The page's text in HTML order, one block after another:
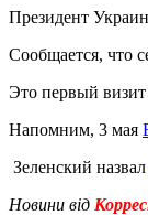
Президент
Сообщается, что
Это первый визит
Напомним, 3 мая
Зеленский назвал
Новини від